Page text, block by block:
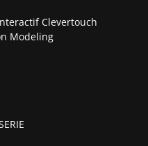
Clevertouch
Modeling